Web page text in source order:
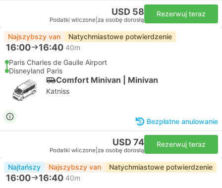
USD 58
Podatki wliczone za osobę dorosłą
Rezerwuj teraz
Najszybszy van Natychmiastowe potwierdzenie
16:00 16:40 40m
Paris Charles de Gaulle Airport
Disneyland Paris
Comfort Minivan | Minivan
Katniss
Bezpłatne anulowanie
USD 74
Podatki wliczone za osobę dorosłą
Rezerwuj teraz
Najtańszy Najszybszy van Natychmiastowe potwierdzenie
16:00 16:40 40m